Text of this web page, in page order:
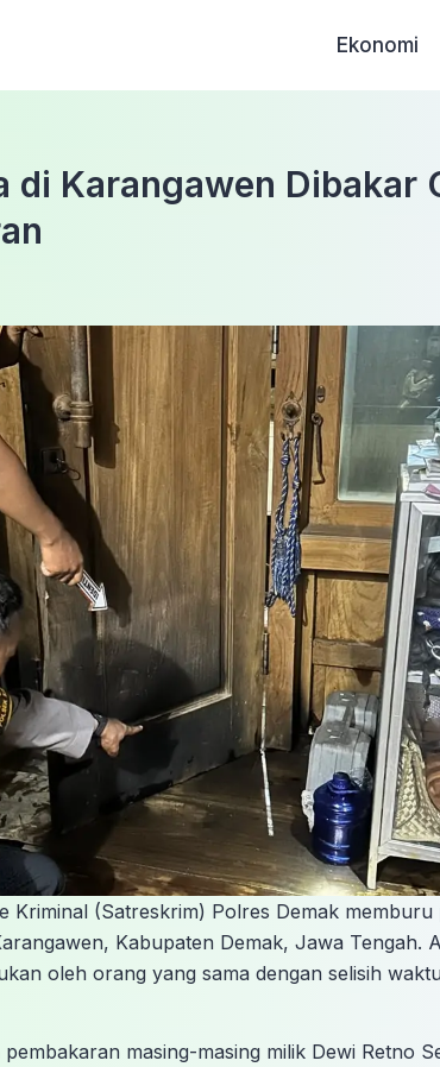
Ekonomi
di Karangawen Dibakar
Kriminal (Satreskrim) Polres Demak
Kabupaten Demak, Jawa Tengah.
oleh orang yang sama dengan selisih
masing-masing milik Dewi Retno